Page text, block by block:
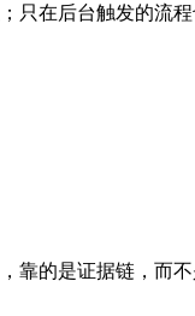
只在后台触发的流
靠的是证据链，而不